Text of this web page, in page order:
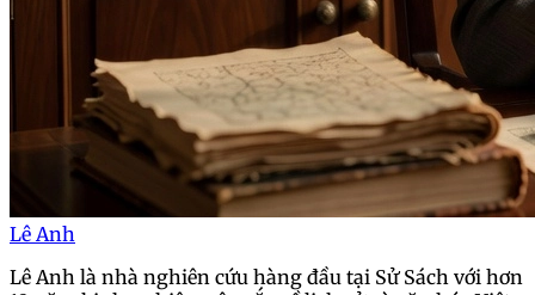
Lê Anh
Lê Anh là nhà nghiên cứu hàng đầu tại Sử Sách với hơn